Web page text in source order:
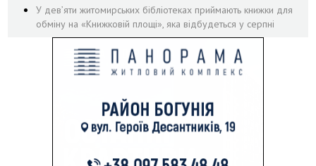
У дев’яти житомирських бібліотеках приймають книжки для
обміну на «Книжковій площі», яка відбудеться у серпні